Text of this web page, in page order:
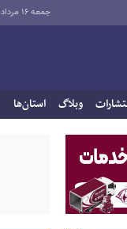
جمعه ۱۶ مرداد ۱۴۰۵
وبلاگ استان‌ها